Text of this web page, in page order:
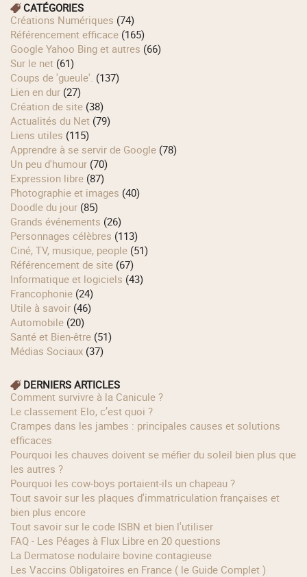
CATÉGORIES
Créations Numériques (74)
Référencement efficace (165)
Google Yahoo Bing et autres (66)
Sur le net (61)
Coups de 'gueule'. (137)
Lien en dur (27)
Création de site (38)
Actualités du Net (79)
Liens utiles (115)
Apprendre à se servir de Google (78)
Un peu d'humour (70)
Expression libre (87)
Photographie et images (40)
Doodle du jour (85)
Grands événements (26)
Personnages célèbres (113)
Ciné, TV, musique, people (51)
Référencement de site (67)
Informatique et logiciels (43)
Francophonie (24)
Utile à savoir (46)
Automobile (20)
Santé et Bien-être (51)
Médias Sociaux (37)
DERNIERS ARTICLES
Comment survivre à la Canicule ?
Le classement Elo, c’est quoi ?
Crampes dans les jambes : principales causes et solutions
efficaces
Pourquoi les chauves doivent se méfier du soleil bien plus que
les autres ?
Pourquoi les cow‑boys portaient‑ils un chapeau ?
Tout savoir sur les plaques d'immatriculation françaises et
bien plus encore
Tout savoir sur le code ISBN et bien l'utiliser
FAQ - Les Péages à Flux Libre en 20 questions
La Dermatose nodulaire bovine contagieuse
Les Vaccins Obligatoires en France ( le Guide Complet )